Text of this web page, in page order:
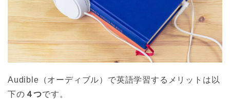
Audible（オーディブル）で英語学習するメリットは以
下の ４つです。